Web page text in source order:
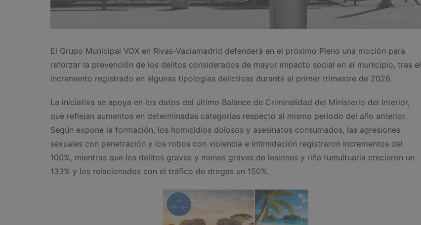
El Grupo Municipal VOX en Rivas-Vaciamadrid defenderá en el próximo Pleno una moción para
reforzar la prevención de los delitos considerados de mayor impacto social en el municipio, tras el
incremento registrado en algunas tipologías delictivas durante el primer trimestre de 2026.
La iniciativa se apoya en los datos del último Balance de Criminalidad del Ministerio del Interior,
que reflejan aumentos en determinadas categorías respecto al mismo periodo del año anterior.
Según expone la formación, los homicidios dolosos y asesinatos consumados, las agresiones
sexuales con penetración y los robos con violencia e intimidación registraron incrementos del
100%, mientras que los delitos graves y menos graves de lesiones y riña tumultuaria crecieron un
133% y los relacionados con el tráfico de drogas un 150%.